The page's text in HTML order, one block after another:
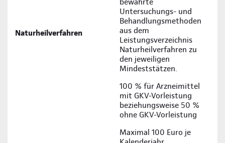
Naturheilverfahren
Untersuchungs- und
Behandlungsmethoden
aus dem
Leistungsverzeichnis
Naturheilverfahren zu
den jeweiligen
Mindeststätzen.
100 % für Arzneimittel
mit GKV-Vorleistung
beziehungsweise 50 %
ohne GKV-Vorleistung
Maximal 100 Euro je